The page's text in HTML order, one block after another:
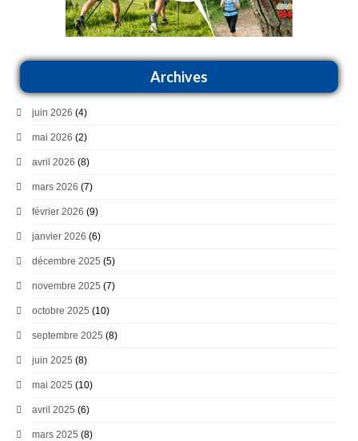
Archives
juin 2026 (4)
mai 2026 (2)
avril 2026 (8)
mars 2026 (7)
février 2026 (9)
janvier 2026 (6)
décembre 2025 (5)
novembre 2025 (7)
octobre 2025 (10)
septembre 2025 (8)
juin 2025 (8)
mai 2025 (10)
avril 2025 (6)
mars 2025 (8)